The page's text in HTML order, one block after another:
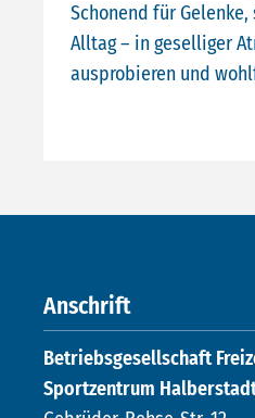
Schonend für
Alltag – in geselliger
ausprobieren und
Anschrift
Betriebsgesellschaft
Sportzentrum